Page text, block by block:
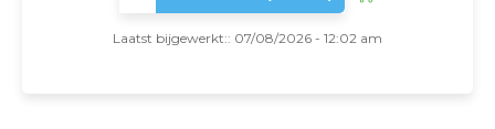
Laatst bijgewerkt:: 07/08/2026 - 12:02 am